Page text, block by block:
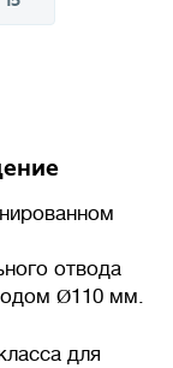
отвода
Ø110 мм.
для